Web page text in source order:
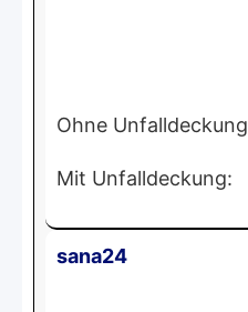
Ohne
Mit Unfalldeckung:
sana24